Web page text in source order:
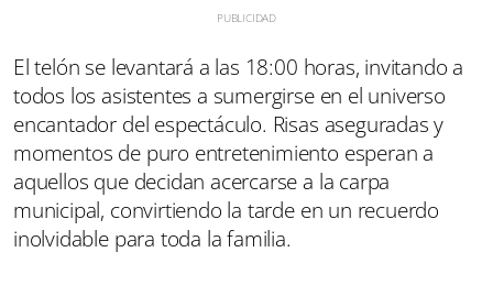
El telón se levantará a las 18:00 horas, invitando a
todos los asistentes a sumergirse en el universo
encantador del espectáculo. Risas aseguradas y
momentos de puro entretenimiento esperan a
aquellos que decidan acercarse a la carpa
municipal, convirtiendo la tarde en un recuerdo
inolvidable para toda la familia.